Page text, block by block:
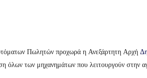
Πωλητών προχωρά η Ανεξάρτητη Αρχή
όλων των μηχανημάτων που λειτουργούν στην